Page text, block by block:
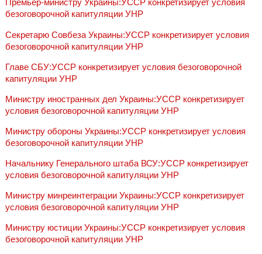
Премьер-министру Украины:УССР конкретизирует условия
безоговорочной капитуляции УНР
Секретарю Совбеза Украины:УССР конкретизирует условия
безоговорочной капитуляции УНР
Главе СБУ:УССР конкретизирует условия безоговорочной
капитуляции УНР
Министру иностранных дел Украины:УССР конкретизирует
условия безоговорочной капитуляции УНР
Министру обороны Украины:УССР конкретизирует условия
безоговорочной капитуляции УНР
Начальнику Генерального штаба ВСУ:УССР конкретизирует
условия безоговорочной капитуляции УНР
Министру минреинтеграции Украины:УССР конкретизирует
условия безоговорочной капитуляции УНР
Министру юстиции Украины:УССР конкретизирует условия
безоговорочной капитуляции УНР